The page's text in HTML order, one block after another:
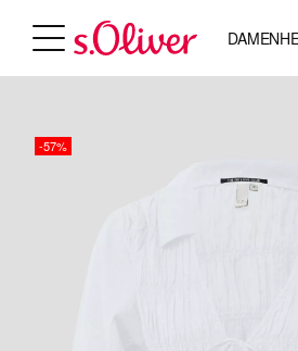
DAMEN
-57%